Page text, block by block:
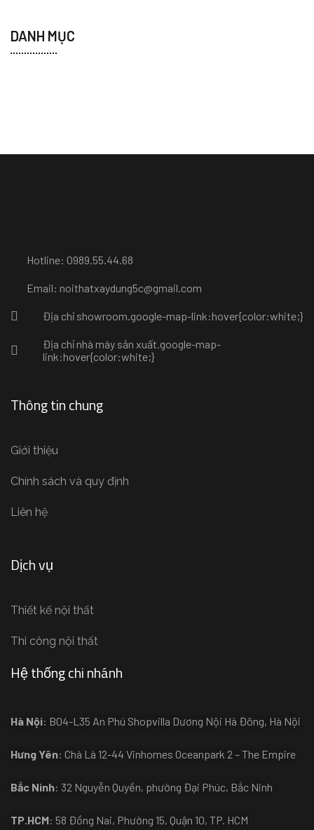
DANH MỤC
Hotline: 0989.55.44.68
Email: noithatxaydung5c@gmail.com
Địa chỉ showroom.google-map-link:hover{color:white;}
Địa chỉ nhà máy sản xuất.google-map-
link:hover{color:white;}
Thông tin chung
Giới thiệu
Chính sách và quy định
Liên hệ
Dịch vụ
Thiết kế nội thất
Thi công nội thất
Hệ thống chi nhánh
Hà Nội: B04-L35 An Phú Shopvilla Dương Nội Hà Đông, Hà Nội
Hưng Yên: Chà Là 12-44 Vinhomes Oceanpark 2 – The Empire
Bắc Ninh: 32 Nguyễn Quyền, phường Đại Phúc, Bắc Ninh
TP.HCM: 58 Đồng Nai, Phường 15, Quận 10, TP. HCM